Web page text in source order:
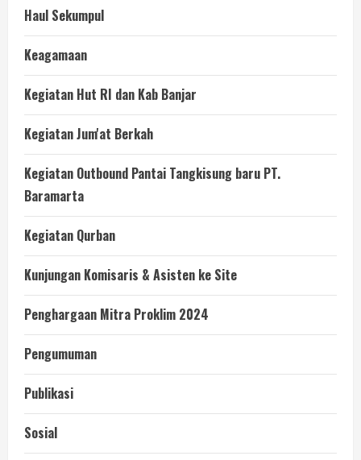
Haul Sekumpul
Keagamaan
Kegiatan Hut RI dan Kab Banjar
Kegiatan Jum'at Berkah
Kegiatan Outbound Pantai Tangkisung baru PT.
Baramarta
Kegiatan Qurban
Kunjungan Komisaris & Asisten ke Site
Penghargaan Mitra Proklim 2024
Pengumuman
Publikasi
Sosial